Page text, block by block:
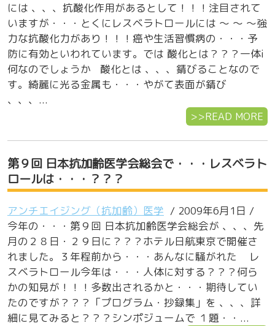
には 、、、抗酸化作用があるとして！！！注目されて
いますが・・・とくにレスベラトロールには ～ ～ ～強
力な抗酸化力があり！！！癌や生活習慣病の・・・予
防に有効といわれています。では 酸化とは？？？一体i
何なのでしょうか 酸化とは 、、、錆びることなので
す。綺麗に光る金属も・・・やがて表面が錆び
、、、...
>>READ MORE
第９回 日本抗加齢医学会総会で・・・レスベラト
ロールは・・・？？？
アンチエイジング（抗加齢）医学 / 2009年6月1日 /
今年の・・・第９回 日本抗加齢医学会総会が 、、、先
月の２８日・２９日に？？？ホテル日航東京で開催さ
れました。３年程前から・・・あんなに騒がれた レ
スベラトロール今年は・・・人体に対する？？？何ら
かの知見が！！！多数出されるかと・・・期待してい
たのですが？？？「プログラム・抄録集」を 、、、詳
細に見てみると？？？シンポジュームで １題・・...